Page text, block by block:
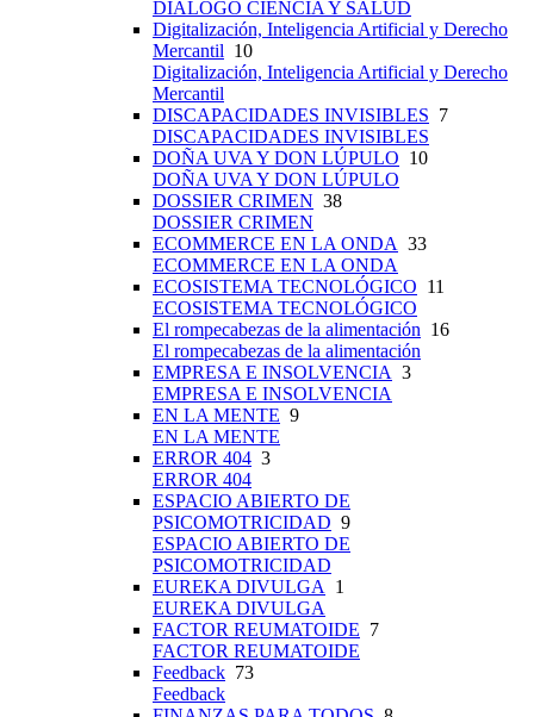
DIÁLOGO CIENCIA Y SALUD
Digitalización, Inteligencia Artificial y Derecho
Mercantil 10
Digitalización, Inteligencia Artificial y Derecho
Mercantil
DISCAPACIDADES INVISIBLES 7
DISCAPACIDADES INVISIBLES
DOÑA UVA Y DON LÚPULO 10
DOÑA UVA Y DON LÚPULO
DOSSIER CRIMEN 38
DOSSIER CRIMEN
ECOMMERCE EN LA ONDA 33
ECOMMERCE EN LA ONDA
ECOSISTEMA TECNOLÓGICO 11
ECOSISTEMA TECNOLÓGICO
El rompecabezas de la alimentación 16
El rompecabezas de la alimentación
EMPRESA E INSOLVENCIA 3
EMPRESA E INSOLVENCIA
EN LA MENTE 9
EN LA MENTE
ERROR 404 3
ERROR 404
ESPACIO ABIERTO DE
PSICOMOTRICIDAD 9
ESPACIO ABIERTO DE
PSICOMOTRICIDAD
EUREKA DIVULGA
1
EUREKA DIVULGA
FACTOR REUMATOIDE 7
FACTOR REUMATOIDE
Feedback 73
Feedback